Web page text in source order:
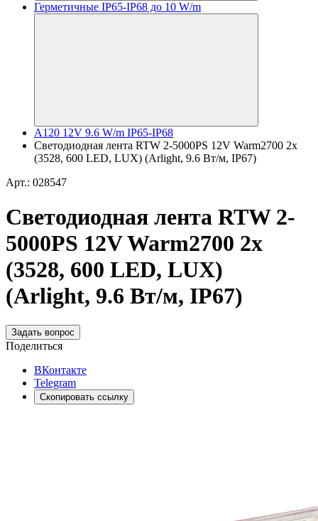
Герметичные IP65-IP68 до 10 W/m
A120 12V 9.6 W/m IP65-IP68
Светодиодная лента RTW 2-5000PS 12V Warm2700 2x
(3528, 600 LED, LUX) (Arlight, 9.6 Вт/м, IP67)
Арт.: 028547
Светодиодная лента RTW 2-
5000PS 12V Warm2700 2x
(3528, 600 LED, LUX)
(Arlight, 9.6 Вт/м, IP67)
Задать вопрос
Поделиться
ВКонтакте
Telegram
Скопировать ссылку